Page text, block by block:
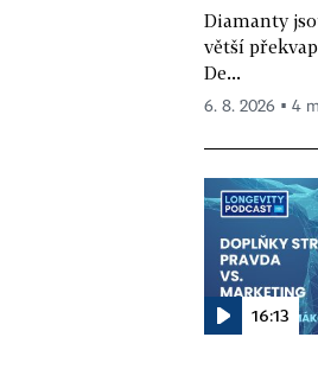
Diamanty
větší
De...
6. 8. 2026 ▪ 4
16:13